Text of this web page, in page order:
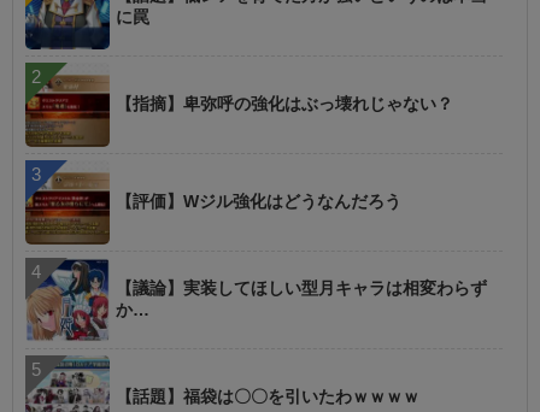
に罠
【指摘】卑弥呼の強化はぶっ壊れじゃない？
【評価】Wジル強化はどうなんだろう
【議論】実装してほしい型月キャラは相変わらず
か…
【話題】福袋は〇〇を引いたわｗｗｗｗ